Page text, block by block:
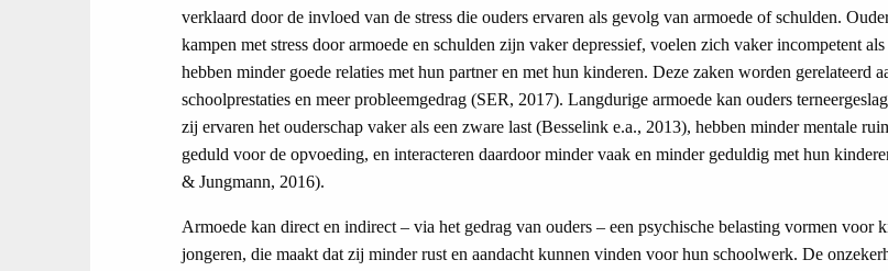
verklaard door de invloed van de stress die ouders ervaren als gevolg van armoede of schulden.
kampen met stress door armoede en schulden zijn vaker depressief, voelen zich vaker incompetent als
hebben minder goede relaties met hun partner en met hun kinderen. Deze zaken worden gerelateerd
schoolprestaties en meer probleemgedrag (SER, 2017). Langdurige armoede kan ouders
zij ervaren het ouderschap vaker als een zware last (Besselink e.a., 2013), hebben minder mentale
geduld voor de opvoeding, en interacteren daardoor minder vaak en minder geduldig met hun
& Jungmann, 2016).
Armoede kan direct en indirect – via het gedrag van ouders – een psychische belasting vormen voor
jongeren, die maakt dat zij minder rust en aandacht kunnen vinden voor hun schoolwerk. De